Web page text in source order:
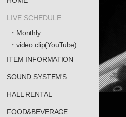
LIVE SCHEDULE
・Monthly
・video clip(YouTube)
ITEM INFORMATION
SOUND SYSTEM'S
HALL RENTAL
FOOD&BEVERAGE